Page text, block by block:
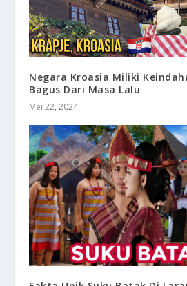
Negara Kroasia Miliki
Bagus Dari Masa Lalu
Mei 22, 2024